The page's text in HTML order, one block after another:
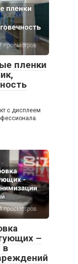
просмотров
пленки
с дисплеем
просмотров
–
в